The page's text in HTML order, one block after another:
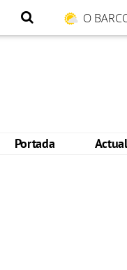
O
Portada